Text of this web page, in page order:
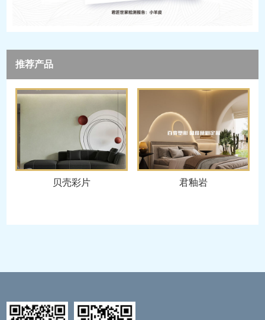
推荐产品
贝壳彩片 君釉岩